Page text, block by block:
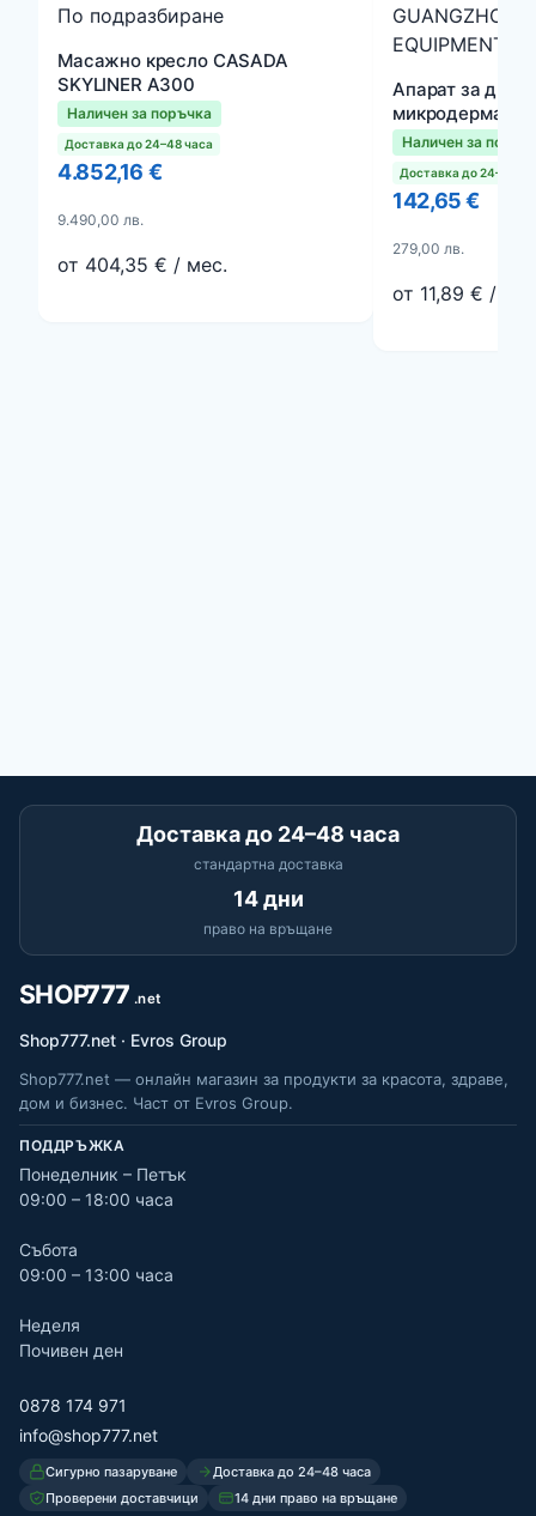
По подразбиране
Масажно кресло CASADA
SKYLINER A300
Наличен за поръчка
Доставка до 24–48 часа
4.852,16 €
9.490,00 лв.
от 404,35 € / мес.
GUANGZHOU
EQUIPMENT
Апарат за
приставки
Наличен за
Доставка до 24–48
142,65 €
279,00 лв.
от 11,89 € /
Доставка до 24–48 часа
стандартна доставка
14 дни
право на връщане
Shop777.net · Evros Group
Shop777.net — онлайн магазин за продукти за красота, здраве,
дом и бизнес. Част от Evros Group.
ПОДДРЪЖКА
Понеделник – Петък
09:00 – 18:00 часа
Събота
09:00 – 13:00 часа
Неделя
Почивен ден
0878 174 971
info@shop777.net
Сигурно пазаруване
Доставка до 24–48 часа
Проверени доставчици
14 дни право на връщане